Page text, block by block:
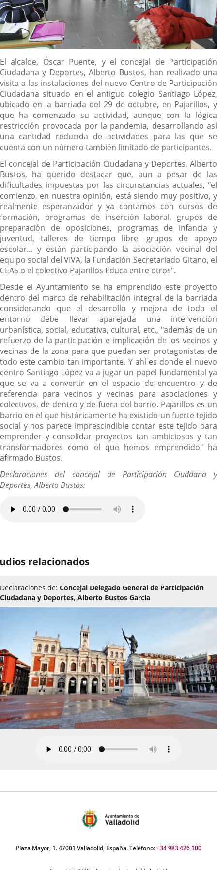
Descripción
El alcalde, Óscar Puente, y el concejal de Participación
Ciudadana y Deportes, Alberto Bustos, han realizado una
visita a las instalaciones del nuevo Centro de Participación
Ciudadana situado en el antiguo colegio Santiago López,
ubicado en la barriada del 29 de octubre, en Pajarillos, y
que ha comenzado su actividad, aunque con la lógica
restricción provocada por la pandemia, desarrollando así
una cantidad reducida de actividades para las que se
cuenta con un número también limitado de participantes.
El concejal de Participación Ciudadana y Deportes, Alberto
Bustos, ha querido destacar que, aun a pesar de las
dificultades impuestas por las circunstancias actuales, "el
comienzo, en nuestra opinión, está siendo muy positivo, y
realmente esperanzador y ya contamos con cursos de
formación, programas de inserción laboral, grupos de
preparación de oposiciones, programas de infancia y
juventud, talleres de tiempo libre, grupos de apoyo
escolar… y están participando la asociación vecinal del
equipo social del VIVA, la Fundación Secretariado Gitano, el
CEAS o el colectivo Pajarillos Educa entre otros".
Desde el Ayuntamiento se ha emprendido este proyecto
dentro del marco de rehabilitación integral de la barriada
considerando que el desarrollo y mejora de todo el
entorno debe llevar aparejada una intervención
urbanística, social, educativa, cultural, etc., "además de un
refuerzo de la participación e implicación de los vecinos y
vecinas de la zona para que puedan ser protagonistas de
todo este cambio tan importante. Y ahí es donde el nuevo
centro Santiago López va a jugar un papel fundamental ya
que se va a convertir en el espacio de encuentro y de
referencia para vecinos y vecinas para asociaciones y
colectivos, de dentro y de fuera del barrio. Pajarillos es un
barrio en el que históricamente ha existido un fuerte tejido
social y nos parece imprescindible contar este tejido para
emprender y consolidar proyectos tan ambiciosos y tan
transformadores como el que hemos emprendido" ha
afirmado Bustos.
Declaraciones del concejal de Participación Ciuddana y
Deportes, Alberto Bustos:
relacionados
Declaraciones de: Concejal Delegado General de Participación
Ciudadana y Deportes, Alberto Bustos García
Plaza Mayor, 1. 47001 Valladolid, España. Teléfono:+34 983 426 100